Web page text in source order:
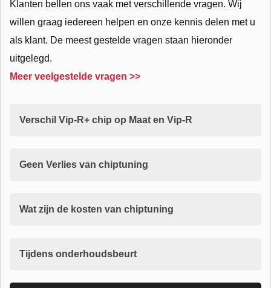
Klanten bellen ons vaak met verschillende vragen. Wij
willen graag iedereen helpen en onze kennis delen met u
als klant. De meest gestelde vragen staan hieronder
uitgelegd.
Meer veelgestelde vragen >>
Verschil Vip-R+ chip op Maat en Vip-R
Geen Verlies van chiptuning
Wat zijn de kosten van chiptuning
Tijdens onderhoudsbeurt